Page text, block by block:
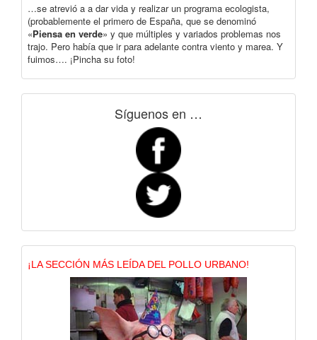
…se atrevió a a dar vida y realizar un programa ecologista,
(probablemente el primero de España, que se denominó
«Piensa en verde» y que múltiples y variados problemas nos
trajo. Pero había que ir para adelante contra viento y marea. Y
fuimos…. ¡Pincha su foto!
Síguenos en …
¡LA SECCIÓN MÁS LEÍDA DEL POLLO URBANO!